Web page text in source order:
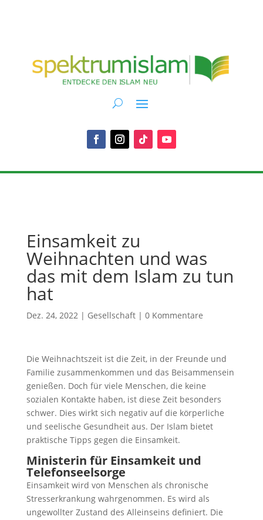
Einsamkeit zu
Weihnachten und was
das mit dem Islam zu tun
hat
Dez. 24, 2022| Gesellschaft| 0 Kommentare
Die Weihnachtszeit ist die Zeit, in der Freunde und
Familie zusammenkommen und das Beisammensein
genießen. Doch für viele Menschen, die keine
sozialen Kontakte haben, ist diese Zeit besonders
schwer. Dies wirkt sich negativ auf die körperliche
und seelische Gesundheit aus. Der Islam bietet
praktische Tipps gegen die Einsamkeit.
Ministerin für Einsamkeit und
Telefonseelsorge
Einsamkeit wird von Menschen als chronische
Stresserkrankung wahrgenommen. Es wird als
ungewollter Zustand des Alleinseins definiert. Die